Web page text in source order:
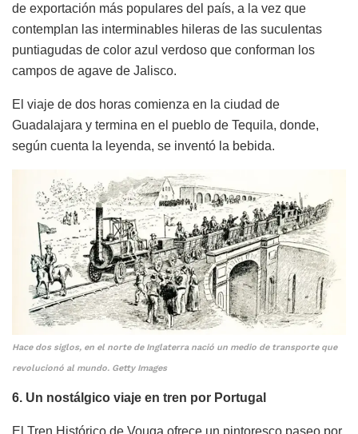
de exportación más populares del país, a la vez que
contemplan las interminables hileras de las suculentas
puntiagudas de color azul verdoso que conforman los
campos de agave de Jalisco.
El viaje de dos horas comienza en la ciudad de
Guadalajara y termina en el pueblo de Tequila, donde,
según cuenta la leyenda, se inventó la bebida.
Hace dos siglos, en el norte de Inglaterra nació un medio de transporte que
revolucionó al mundo. Getty Images
6. Un nostálgico viaje en tren por Portugal
El Tren Histórico de Vouga ofrece un pintoresco paseo por